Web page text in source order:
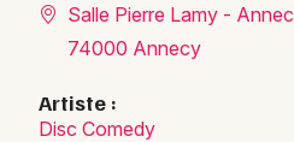
Salle Pierre Lamy -
74000 Annecy
Artiste :
Disc Comedy